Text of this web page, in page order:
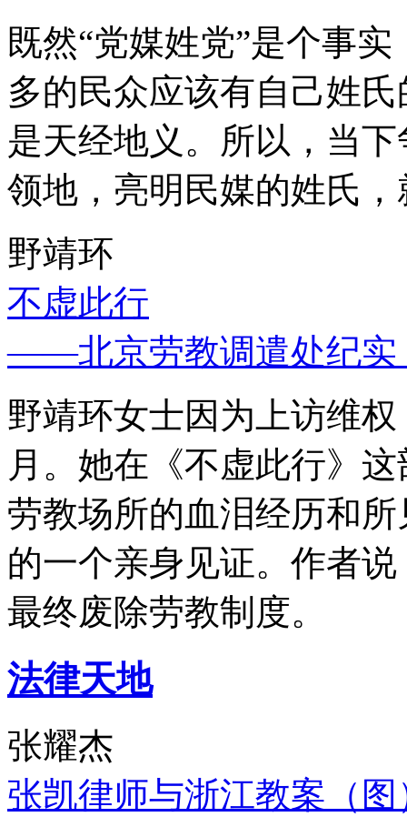
既然“党媒姓党”是个事
多的民众应该有自己姓
是天经地义。所以，当
领地，亮明民媒的姓氏
野靖环
不虚此行
——北京劳教调遣处纪实
野靖环女士因为上访维
月。她在《不虚此行》
劳教场所的血泪经历和
的一个亲身见证。作者
最终废除劳教制度。
法律天地
张耀杰
张凯律师与浙江教案（图